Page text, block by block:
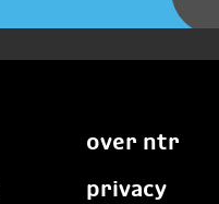
over ntr
privacy